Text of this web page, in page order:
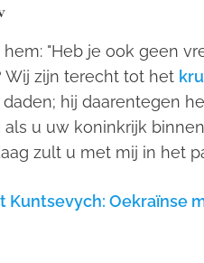
"Heb je ook geen
zijn terecht tot het
hij daarentegen
als u uw koninkrijk
zult u met mij in het
Kuntsevych: Oekraïnse